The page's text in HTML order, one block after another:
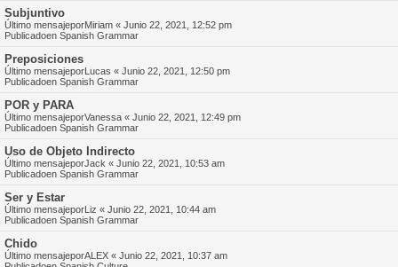
Subjuntivo
Último mensajeporMiriam « Junio 22, 2021, 12:52 pm
Publicadoen Spanish Grammar
Preposiciones
Último mensajeporLucas « Junio 22, 2021, 12:50 pm
Publicadoen Spanish Grammar
POR y PARA
Último mensajeporVanessa « Junio 22, 2021, 12:49 pm
Publicadoen Spanish Grammar
Uso de Objeto Indirecto
Último mensajeporJack « Junio 22, 2021, 10:53 am
Publicadoen Spanish Grammar
Ser y Estar
Último mensajeporLiz « Junio 22, 2021, 10:44 am
Publicadoen Spanish Grammar
Chido
Último mensajeporALEX « Junio 22, 2021, 10:37 am